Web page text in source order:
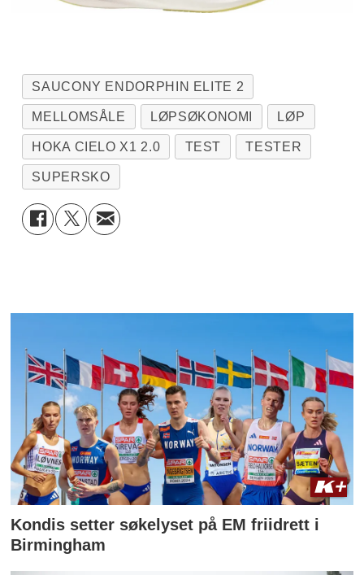
SAUCONY ENDORPHIN ELITE 2
MELLOMSÅLE LØPSØKONOMI LØP
HOKA CIELO X1 2.0 TEST TESTER
SUPERSKO
Kondis setter søkelyset på EM friidrett i
Birmingham